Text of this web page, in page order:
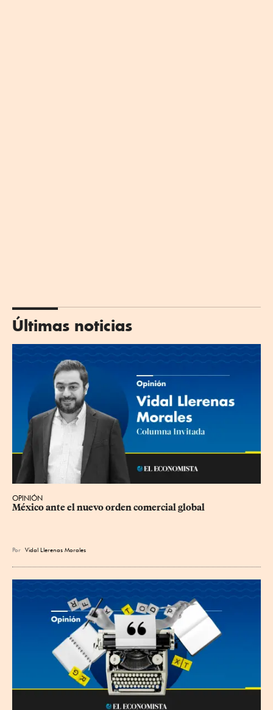
Últimas noticias
OPINIÓN
México ante el nuevo orden comercial global
Por Vidal Llerenas Morales